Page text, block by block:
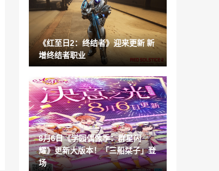
2021-08-07
报道称谷歌曾考虑收购Epic Games以限制
其竞争
2021-08-07
光荣宣布《战国无双》系列全球销量已超8
2021-08-07
Steam Deck《巫师3》《控制》《毁灭战
士：永恒》游玩展示 支持VR
2021-08-07
卡普空对《怪物猎人物语2》首发销量表示
满意
2021-08-07
《上行战场》8月6日更新 提高了DX12和
光追性能
《红至日2：终结者》迎来更新 新
增终结者职业
8月6日《学园偶像季：群星闪
耀》更新大版本！「三船栞子」登
场